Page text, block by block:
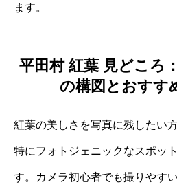
ます。
平田村 紅葉 見どころ
の構図とおすす
紅葉の美しさを写真に残したい
特にフォトジェニックなスポッ
す。カメラ初心者でも撮りやす